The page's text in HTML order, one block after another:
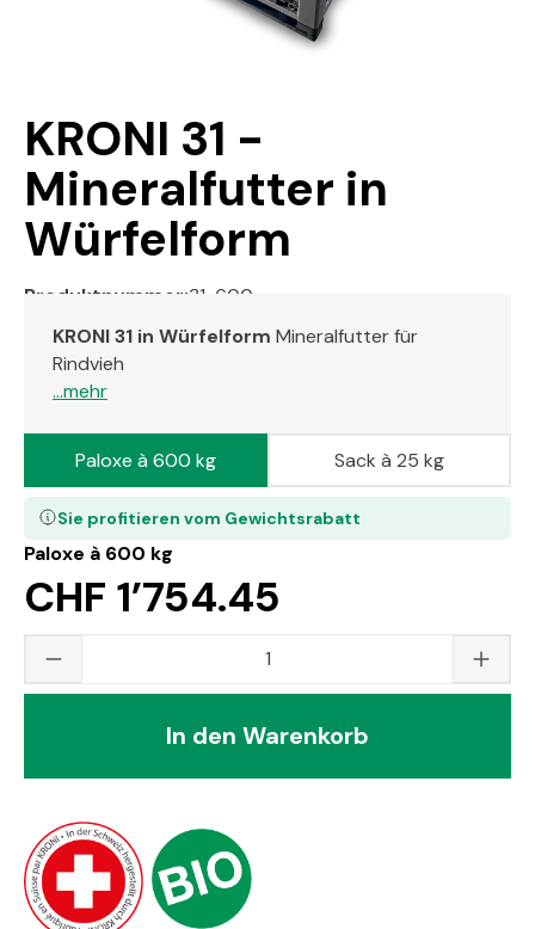
KRONI 31 -
Mineralfutter in
Würfelform
Produktnummer:31-600
KRONI 31 in Würfelform Mineralfutter für
Rindvieh
...mehr
Paloxe à 600 kg
CHF 1’754.45
Sie profitieren vom Gewichtsrabatt
Paloxe à 600 kg Sack à 25 kg
Produkt Anzahl: Gib den gewünschten
In den Warenkorb